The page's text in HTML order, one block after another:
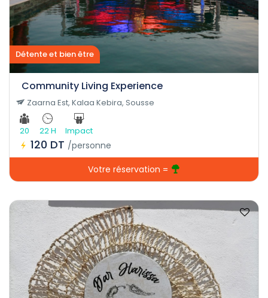
Détente et bien être
Community Living Experience
Zaarna Est, Kalaa Kebira, Sousse
20 22 H Impact
120 DT /personne
Votre réservation =